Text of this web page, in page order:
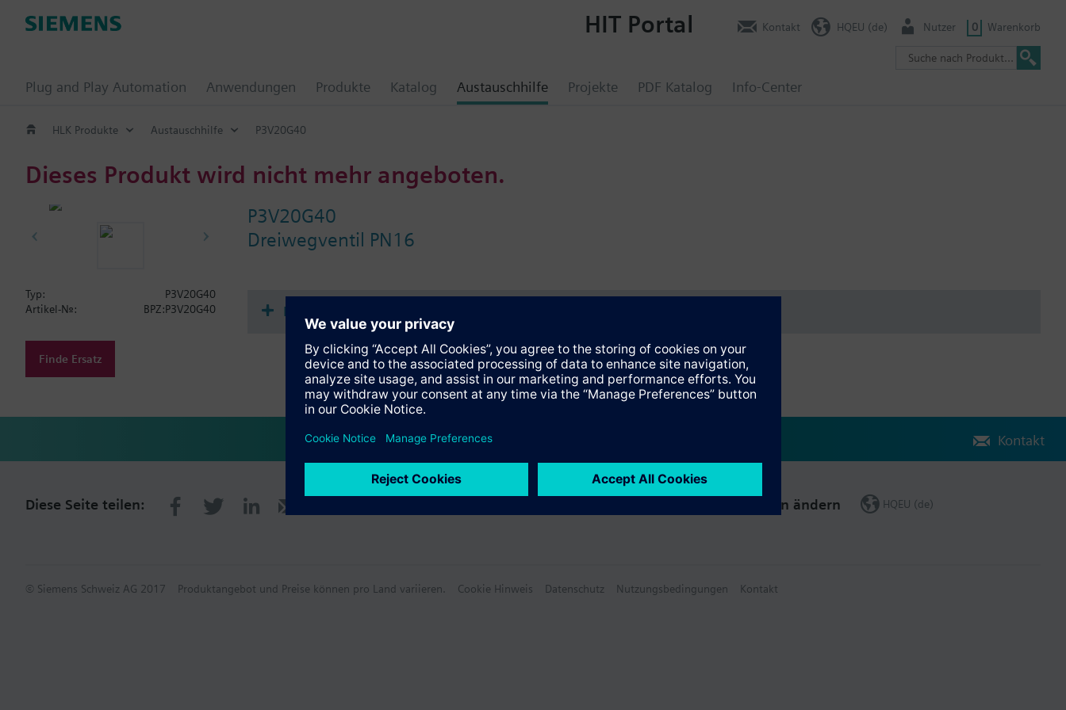
Plug and Play Automation Anwendungen Produkte Katalog Austauschhilfe Projekte PDF Katalog Info-Center
HIT Portal Kontakt HQEU (de) Nutzer 0 Warenkorb
HLK Produkte Austauschhilfe P3V20G40
Dieses Produkt wird nicht mehr angeboten.
P3V20G40
Dreiwegventil PN16
Typ:
P3V20G40
Artikel-Nr.:
BPZ:P3V20G40
Finde Ersatz
Dokumente
Kontakt
Diese Seite teilen: Region ändern HQEU (de)
© Siemens Schweiz AG 2017 Produktangebot und Preise können pro Land variieren. Cookie Hinweis Datenschutz Nutzungsbedingungen Kontakt